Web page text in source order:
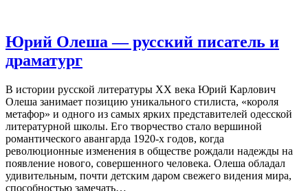
Юрий Олеша — русский писатель и
драматург
В истории русской литературы XX века Юрий Карлович
Олеша занимает позицию уникального стилиста, «короля
метафор» и одного из самых ярких представителей одесской
литературной школы. Его творчество стало вершиной
романтического авангарда 1920-х годов, когда
революционные изменения в обществе рождали надежды на
появление нового, совершенного человека. Олеша обладал
удивительным, почти детским даром свежего видения мира,
способностью замечать…